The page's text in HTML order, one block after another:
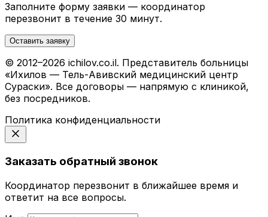
Заполните форму заявки — координатор
перезвонит в течение 30 минут.
Оставить заявку
© 2012–2026 ichilov.co.il. Представитель больницы
«Ихилов — Тель-Авивский медицинский центр
Сураски». Все договоры — напрямую с клиникой,
без посредников.
Политика конфиденциальности
Заказать обратный звонок
Координатор перезвонит в ближайшее время и
ответит на все вопросы.